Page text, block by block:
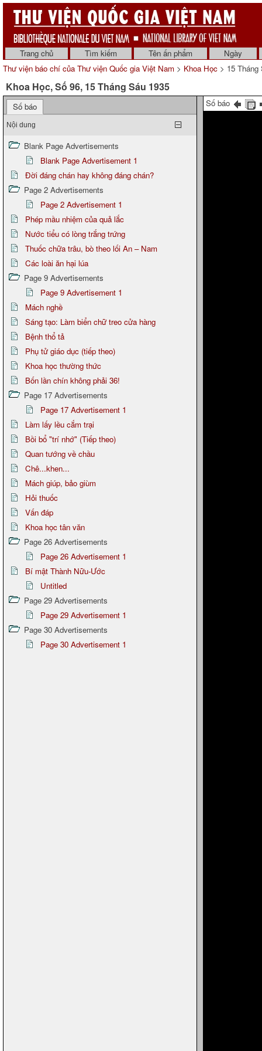
Trang chủ Tìm kiếm Tên ấn phẩm
Ngày
Thư viện báo chí của Thư viện Quốc gia Việt Nam > Khoa Học > 15 Tháng
Khoa Học, Số 96, 15 Tháng Sáu 1935
Số báo
Nội dung
Blank Page Advertisements
Blank Page Advertisement 1
Đời đáng chán hay không đáng chán?
Page 2 Advertisements
Page 2 Advertisement 1
Phép mầu nhiệm của quả lắc
Nước tiểu có lòng trắng trứng
Thuốc chữa trâu, bò theo lối An – Nam
Các loài ăn hại lúa
Page 9 Advertisements
Page 9 Advertisement 1
Mách nghề
Sáng tạo: Làm biển chữ treo cửa hàng
Bệnh thổ tả
Phụ tử giáo dục (tiếp theo)
Khoa học thường thức
Bốn lần chín không phải 36!
Page 17 Advertisements
Page 17 Advertisement 1
Làm lấy lều cắm trại
Bồi bổ "trí nhớ" (Tiếp theo)
Quan tướng về chầu
Chê...khen...
Mách giúp, bảo giùm
Hỏi thuốc
Vấn đáp
Khoa học tân văn
Page 26 Advertisements
Page 26 Advertisement 1
Bí mật Thành Nữu-Ước
Untitled
Page 29 Advertisements
Page 29 Advertisement 1
Page 30 Advertisements
Page 30 Advertisement 1
Số báo